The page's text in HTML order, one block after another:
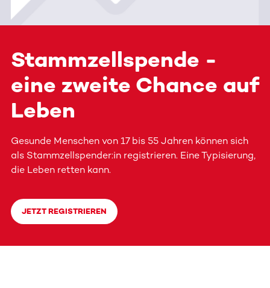
Stammzellspende -
eine zweite Chance auf
Leben
Gesunde Menschen von 17 bis 55 Jahren können sich
als Stammzellspender:in registrieren. Eine Typisierung,
die Leben retten kann.
JETZT REGISTRIEREN